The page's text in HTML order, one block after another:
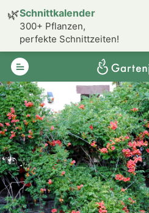
🌿Schnittkalender
300+ Pflanzen,
perfekte Schnittzeiten!